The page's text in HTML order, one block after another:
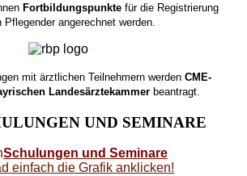
Fortbildungspunktefür die Registrierung
Pflegender angerechnet werden.
mit ärztlichen Teilnehmern werdenCME-
Landesärztekammer beantragt.
UND SEMINARE
Schulungen und Seminare
einfach die Grafik anklicken!